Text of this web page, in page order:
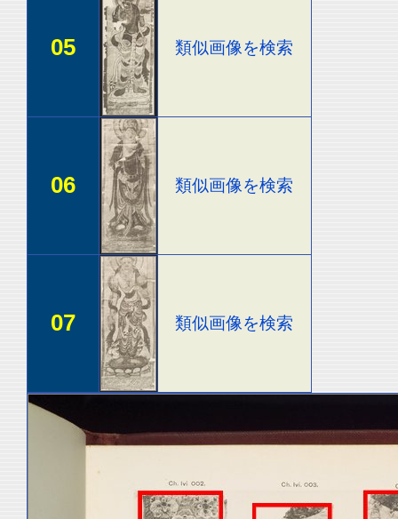
05 類似画像を検索
06 類似画像を検索
07 類似画像を検索